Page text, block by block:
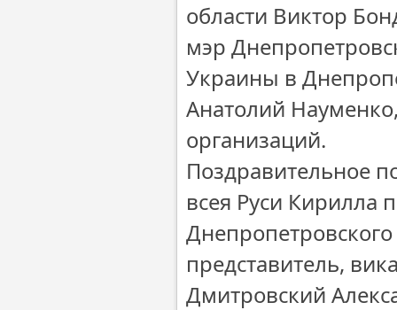
области Виктор
мэр
Украины в
Анатолий
организаций.
Поздравительное
всея Руси Кирилла
представитель,
Дмитровский